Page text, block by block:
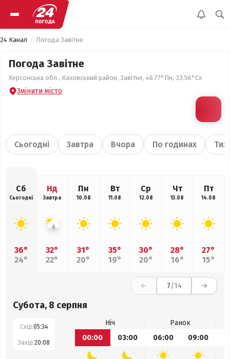
24 Канал Погода Завітне
Погода Завітне
Херсонська обл., Каховський район, Завітне, 46.77°Пн, 33.56°Сх
Змінити місто
Сьогодні Завтра Вчора По годинах
Сб
Сьогодні
36°
24°
Нд
Завтра
32°
22°
Пн
10.08
31°
20°
Вт
11.08
35°
19°
Ср
12.08
30°
20°
Чт
13.08
28°
16°
Пт
14.08
27°
15°
7/14
Субота, 8 серпня
Схід:05:34
Захід:20:08
Ніч
Ранок
00:00
03:00 06:00 09:00